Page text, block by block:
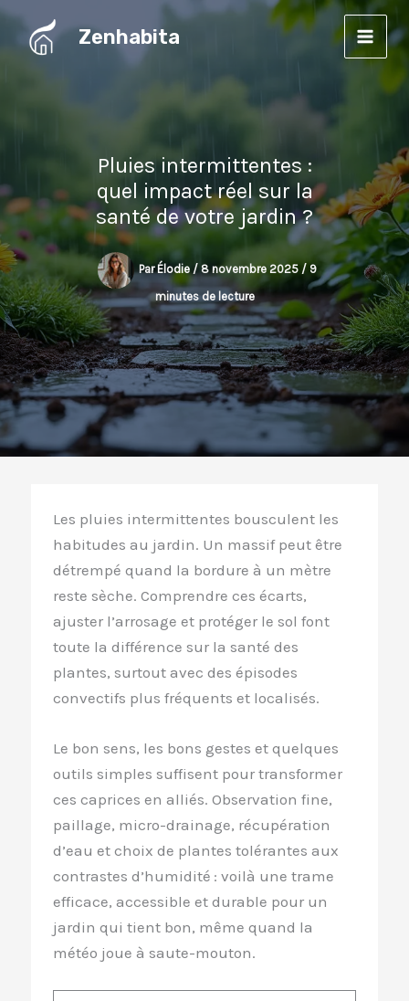
Aller
Zenhabita
Pluies intermittentes :
quel impact réel sur la
santé de votre jardin ?
ParÉlodie / 8 novembre 2025 / 9
minutes de lecture
Les pluies intermittentes bousculent les
habitudes au jardin. Un massif peut être
détrempé quand la bordure à un mètre
reste sèche. Comprendre ces écarts,
ajuster l’arrosage et protéger le sol font
toute la différence sur la santé des
plantes, surtout avec des épisodes
convectifs plus fréquents et localisés.
Le bon sens, les bons gestes et quelques
outils simples suffisent pour transformer
ces caprices en alliés. Observation fine,
paillage, micro-drainage, récupération
d’eau et choix de plantes tolérantes aux
contrastes d’humidité : voilà une trame
efficace, accessible et durable pour un
jardin qui tient bon, même quand la
météo joue à saute-mouton.